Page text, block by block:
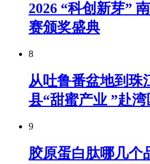
2026 “科创新芽”
赛颁奖盛典
8
从吐鲁番盆地到珠
县“甜蜜产业 ”赴
9
胶原蛋白肽哪几个